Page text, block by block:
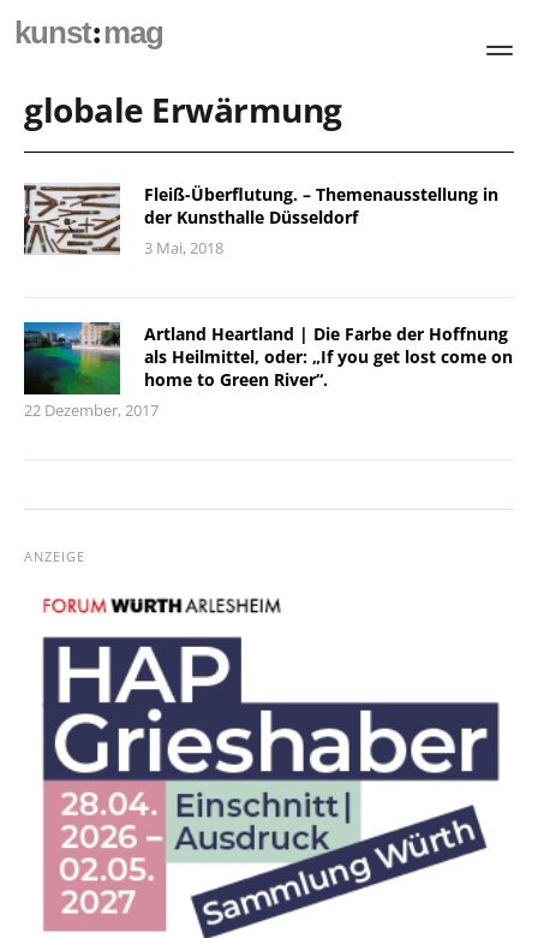
kunst:mag
globale Erwärmung
Fleiß-Überflutung. – Themenausstellung in
der Kunsthalle Düsseldorf
3 Mai, 2018
Artland Heartland | Die Farbe der Hoffnung
als Heilmittel, oder: „If you get lost come on
home to Green River“.
22 Dezember, 2017
ANZEIGE